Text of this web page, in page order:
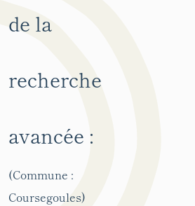
de la
recherche
avancée :
(Commune :
Coursegoules)